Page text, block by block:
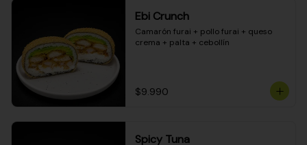
Ebi Crunch
Camarón furai + pollo furai + queso
crema + palta + cebollín
$9.990
Spicy Tuna